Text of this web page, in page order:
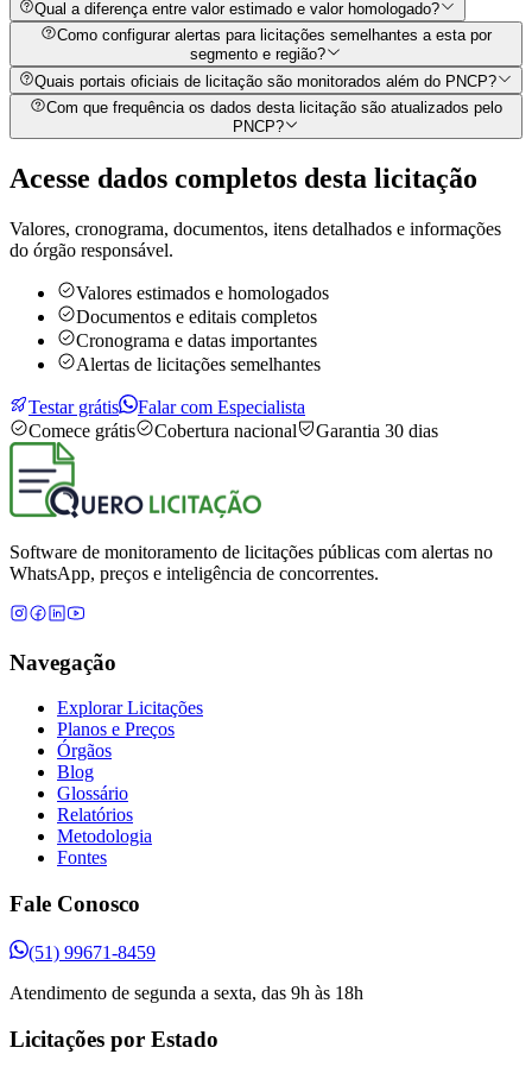
Qual a diferença entre valor estimado e valor homologado?
Como configurar alertas para licitações semelhantes a esta por
segmento e região?
Quais portais oficiais de licitação são monitorados além do PNCP?
Com que frequência os dados desta licitação são atualizados pelo
PNCP?
Acesse dados completos desta licitação
Valores, cronograma, documentos, itens detalhados e informações
do órgão responsável.
Valores estimados e homologados
Documentos e editais completos
Cronograma e datas importantes
Alertas de licitações semelhantes
Testar grátis
Falar com Especialista
Comece grátis
Cobertura nacional Garantia 30 dias
Software de monitoramento de licitações públicas com alertas no
WhatsApp, preços e inteligência de concorrentes.
Navegação
Explorar Licitações
Planos e Preços
Órgãos
Blog
Glossário
Relatórios
Metodologia
Fontes
Fale Conosco
(51) 99671-8459
Atendimento de segunda a sexta, das 9h às 18h
Licitações por Estado